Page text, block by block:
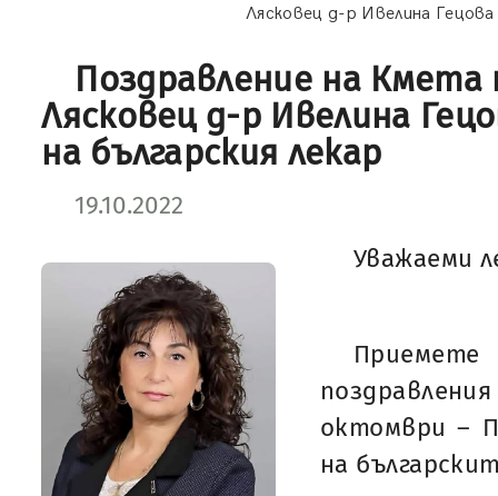
Лясковец д-р Ивелина Гецова
Поздравление на
Лясковец д-р Ивелина
на българския лекар
19.10.2022
Уважаеми
октомври –
на